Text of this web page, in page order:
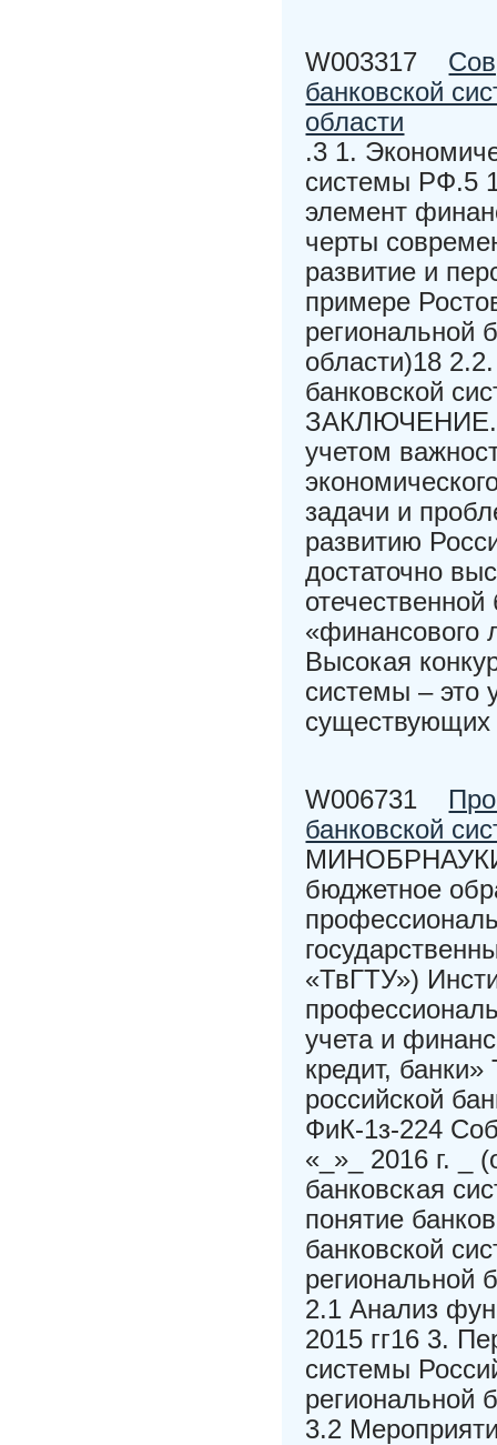
W003317
банковской
области
.3 1.
системы РФ.5
элемент
черты
развитие и
примере
региональной
области)18
банковской
учетом
задачи и
развитию
достаточно
«финансового
Высокая
системы – это
W006731
банковской
МИНОБРНАУКИ
бюджетное
«ТвГТУ»)
учета и
кредит,
российской
ФиК-1з-224
«_»_ 2016 г. _
банковская
понятие
банковской
региональной
2.1 Анализ
2015 гг16 3.
системы
региональной
3.2